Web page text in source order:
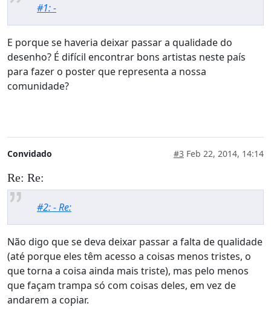
#1: -
E porque se haveria deixar passar a qualidade do
desenho? É difícil encontrar bons artistas neste país
para fazer o poster que representa a nossa
comunidade?
Convidado #3 Feb 22, 2014, 14:14
Re: Re:
#2: - Re:
Não digo que se deva deixar passar a falta de qualidade
(até porque eles têm acesso a coisas menos tristes, o
que torna a coisa ainda mais triste), mas pelo menos
que façam trampa só com coisas deles, em vez de
andarem a copiar.